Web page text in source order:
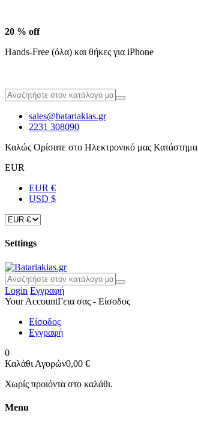
20 % off
Hands-Free (όλα) και θήκες για iPhone
sales@batariakias.gr
2231 308090
Καλώς Ορίσατε στο Ηλεκτρονικό μας Κατάστημα
EUR
EUR €
USD $
Settings
Login Εγγραφή
Your AccountΓεια σας - Είσοδος
Είσοδος
Εγγραφή
0
Καλάθι Αγορών0,00 €
Χωρίς προιόντα στο καλάθι.
Menu